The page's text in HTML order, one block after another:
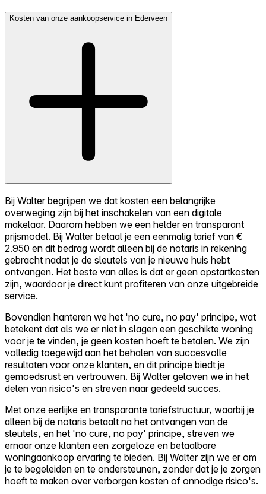
Kosten van onze aankoopservice in Ederveen
Bij Walter begrijpen we dat kosten een belangrijke
overweging zijn bij het inschakelen van een digitale
makelaar. Daarom hebben we een helder en transparant
prijsmodel. Bij Walter betaal je een eenmalig tarief van €
2.950 en dit bedrag wordt alleen bij de notaris in rekening
gebracht nadat je de sleutels van je nieuwe huis hebt
ontvangen. Het beste van alles is dat er geen opstartkosten
zijn, waardoor je direct kunt profiteren van onze uitgebreide
service.
Bovendien hanteren we het 'no cure, no pay' principe, wat
betekent dat als we er niet in slagen een geschikte woning
voor je te vinden, je geen kosten hoeft te betalen. We zijn
volledig toegewijd aan het behalen van succesvolle
resultaten voor onze klanten, en dit principe biedt je
gemoedsrust en vertrouwen. Bij Walter geloven we in het
delen van risico's en streven naar gedeeld succes.
Met onze eerlijke en transparante tariefstructuur, waarbij je
alleen bij de notaris betaalt na het ontvangen van de
sleutels, en het 'no cure, no pay' principe, streven we
ernaar onze klanten een zorgeloze en betaalbare
woningaankoop ervaring te bieden. Bij Walter zijn we er om
je te begeleiden en te ondersteunen, zonder dat je je zorgen
hoeft te maken over verborgen kosten of onnodige risico's.